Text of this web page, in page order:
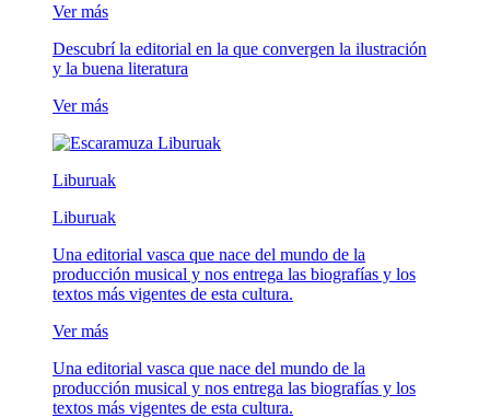
Ver más
Descubrí la editorial en la que convergen la ilustración
y la buena literatura
Ver más
Liburuak
Liburuak
Una editorial vasca que nace del mundo de la
producción musical y nos entrega las biografías y los
textos más vigentes de esta cultura.
Ver más
Una editorial vasca que nace del mundo de la
producción musical y nos entrega las biografías y los
textos más vigentes de esta cultura.